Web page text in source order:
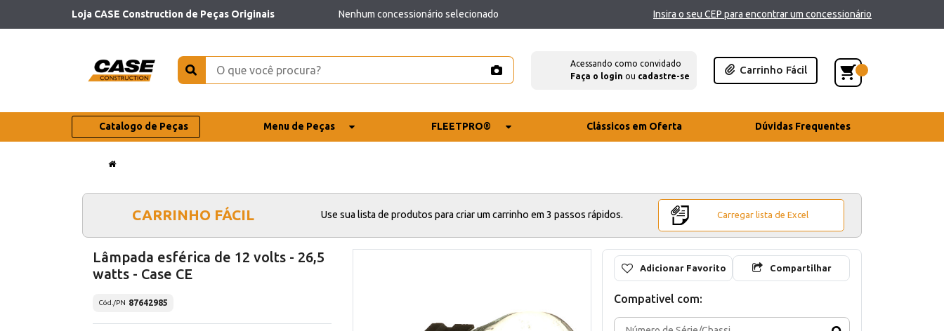
Loja CASE Construction de Peças Originais Nenhum concessionário selecionado Insira o seu CEP para encontrar um concessionário
Acessando como convidado
Faça o login ou cadastre-se
Carrinho Fácil
Catalogo de Peças Menu de Peças FLEETPRO® Clássicos em Oferta Dúvidas Frequentes
CARRINHO FÁCIL Use sua lista de produtos para criar um carrinho em 3 passos rápidos. Carregar lista de Excel
Lâmpada esférica de 12 volts - 26,5
watts - Case CE
Cód./PN 87642985
Adicionar Favorito Compartilhar
Compativel com: